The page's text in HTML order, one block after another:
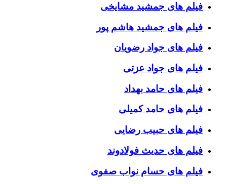
فیلم های جمشید مشایخی
فیلم های جمشید هاشم پور
فیلم های جواد رضویان
فیلم های جواد عزتی
فیلم های حامد بهداد
فیلم های حامد کمیلی
فیلم های حبیب رضایی
فیلم های حدیث فولادوند
فیلم های حسام نواب صفوی